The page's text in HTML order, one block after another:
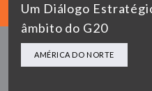
Um Diálogo
âmbito do G20
AMÉRICA DO NORTE